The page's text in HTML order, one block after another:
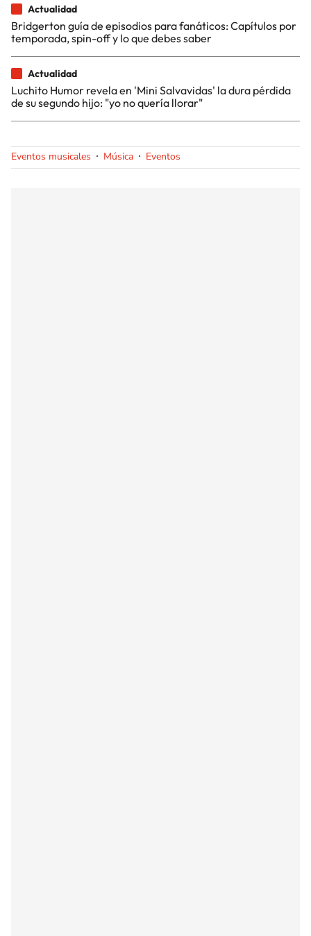
Actualidad
Bridgerton guía de episodios para fanáticos: Capítulos por
temporada, spin-off y lo que debes saber
Actualidad
Luchito Humor revela en 'Mini Salvavidas' la dura pérdida
de su segundo hijo: "yo no quería llorar"
Eventos musicales Música Eventos